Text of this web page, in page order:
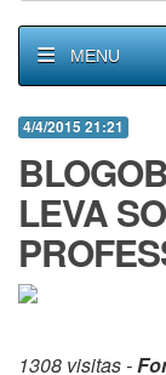
MENU
4/4/2015 21:21
LEVA
1308 visitas -